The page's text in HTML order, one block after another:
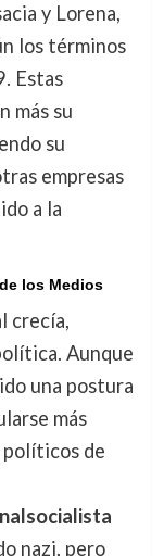
y Lorena,
los términos
Estas
más su
su
empresas
a la
los Medios
crecía,
Aunque
una postura
más
de
nazi, pero